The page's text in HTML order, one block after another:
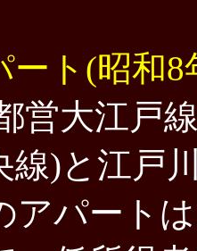
ート(昭和
営大江戸
線)と江戸
アパート